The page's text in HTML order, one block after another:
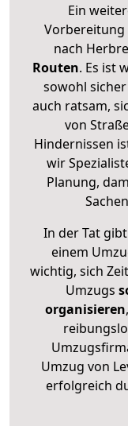
Ein
Vorbereitung
nach
Routen. Es ist
sowohl
auch ratsam,
von
Hindernissen
wir
Planung,
In der Tat
einem
wichtig, sich
Umzugs
organisieren
Umzug von
erfolgreich